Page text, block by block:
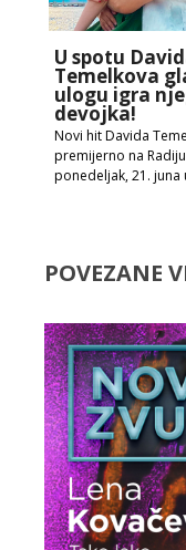
U spotu
Temelkova
ulogu igra
devojka!
Novi hit Davida
premijerno na Radiju
ponedeljak, 21. juna
POVEZANE